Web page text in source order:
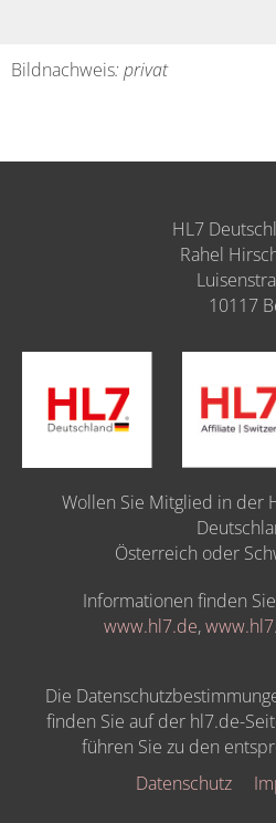
Bildnachweis: privat
HL7
Rahel
10117
Wollen Sie Mitglied in der
Österreich oder
Informationen finden
www.hl7.de,
Die
finden Sie auf der hl7.de-
führen Sie zu den
Datenschutz